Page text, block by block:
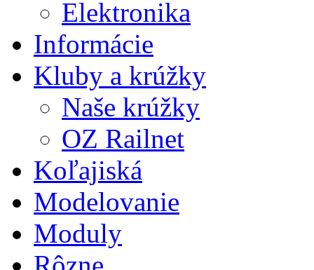
Elektronika
Informácie
Kluby a krúžky
Naše krúžky
OZ Railnet
Koľajiská
Modelovanie
Moduly